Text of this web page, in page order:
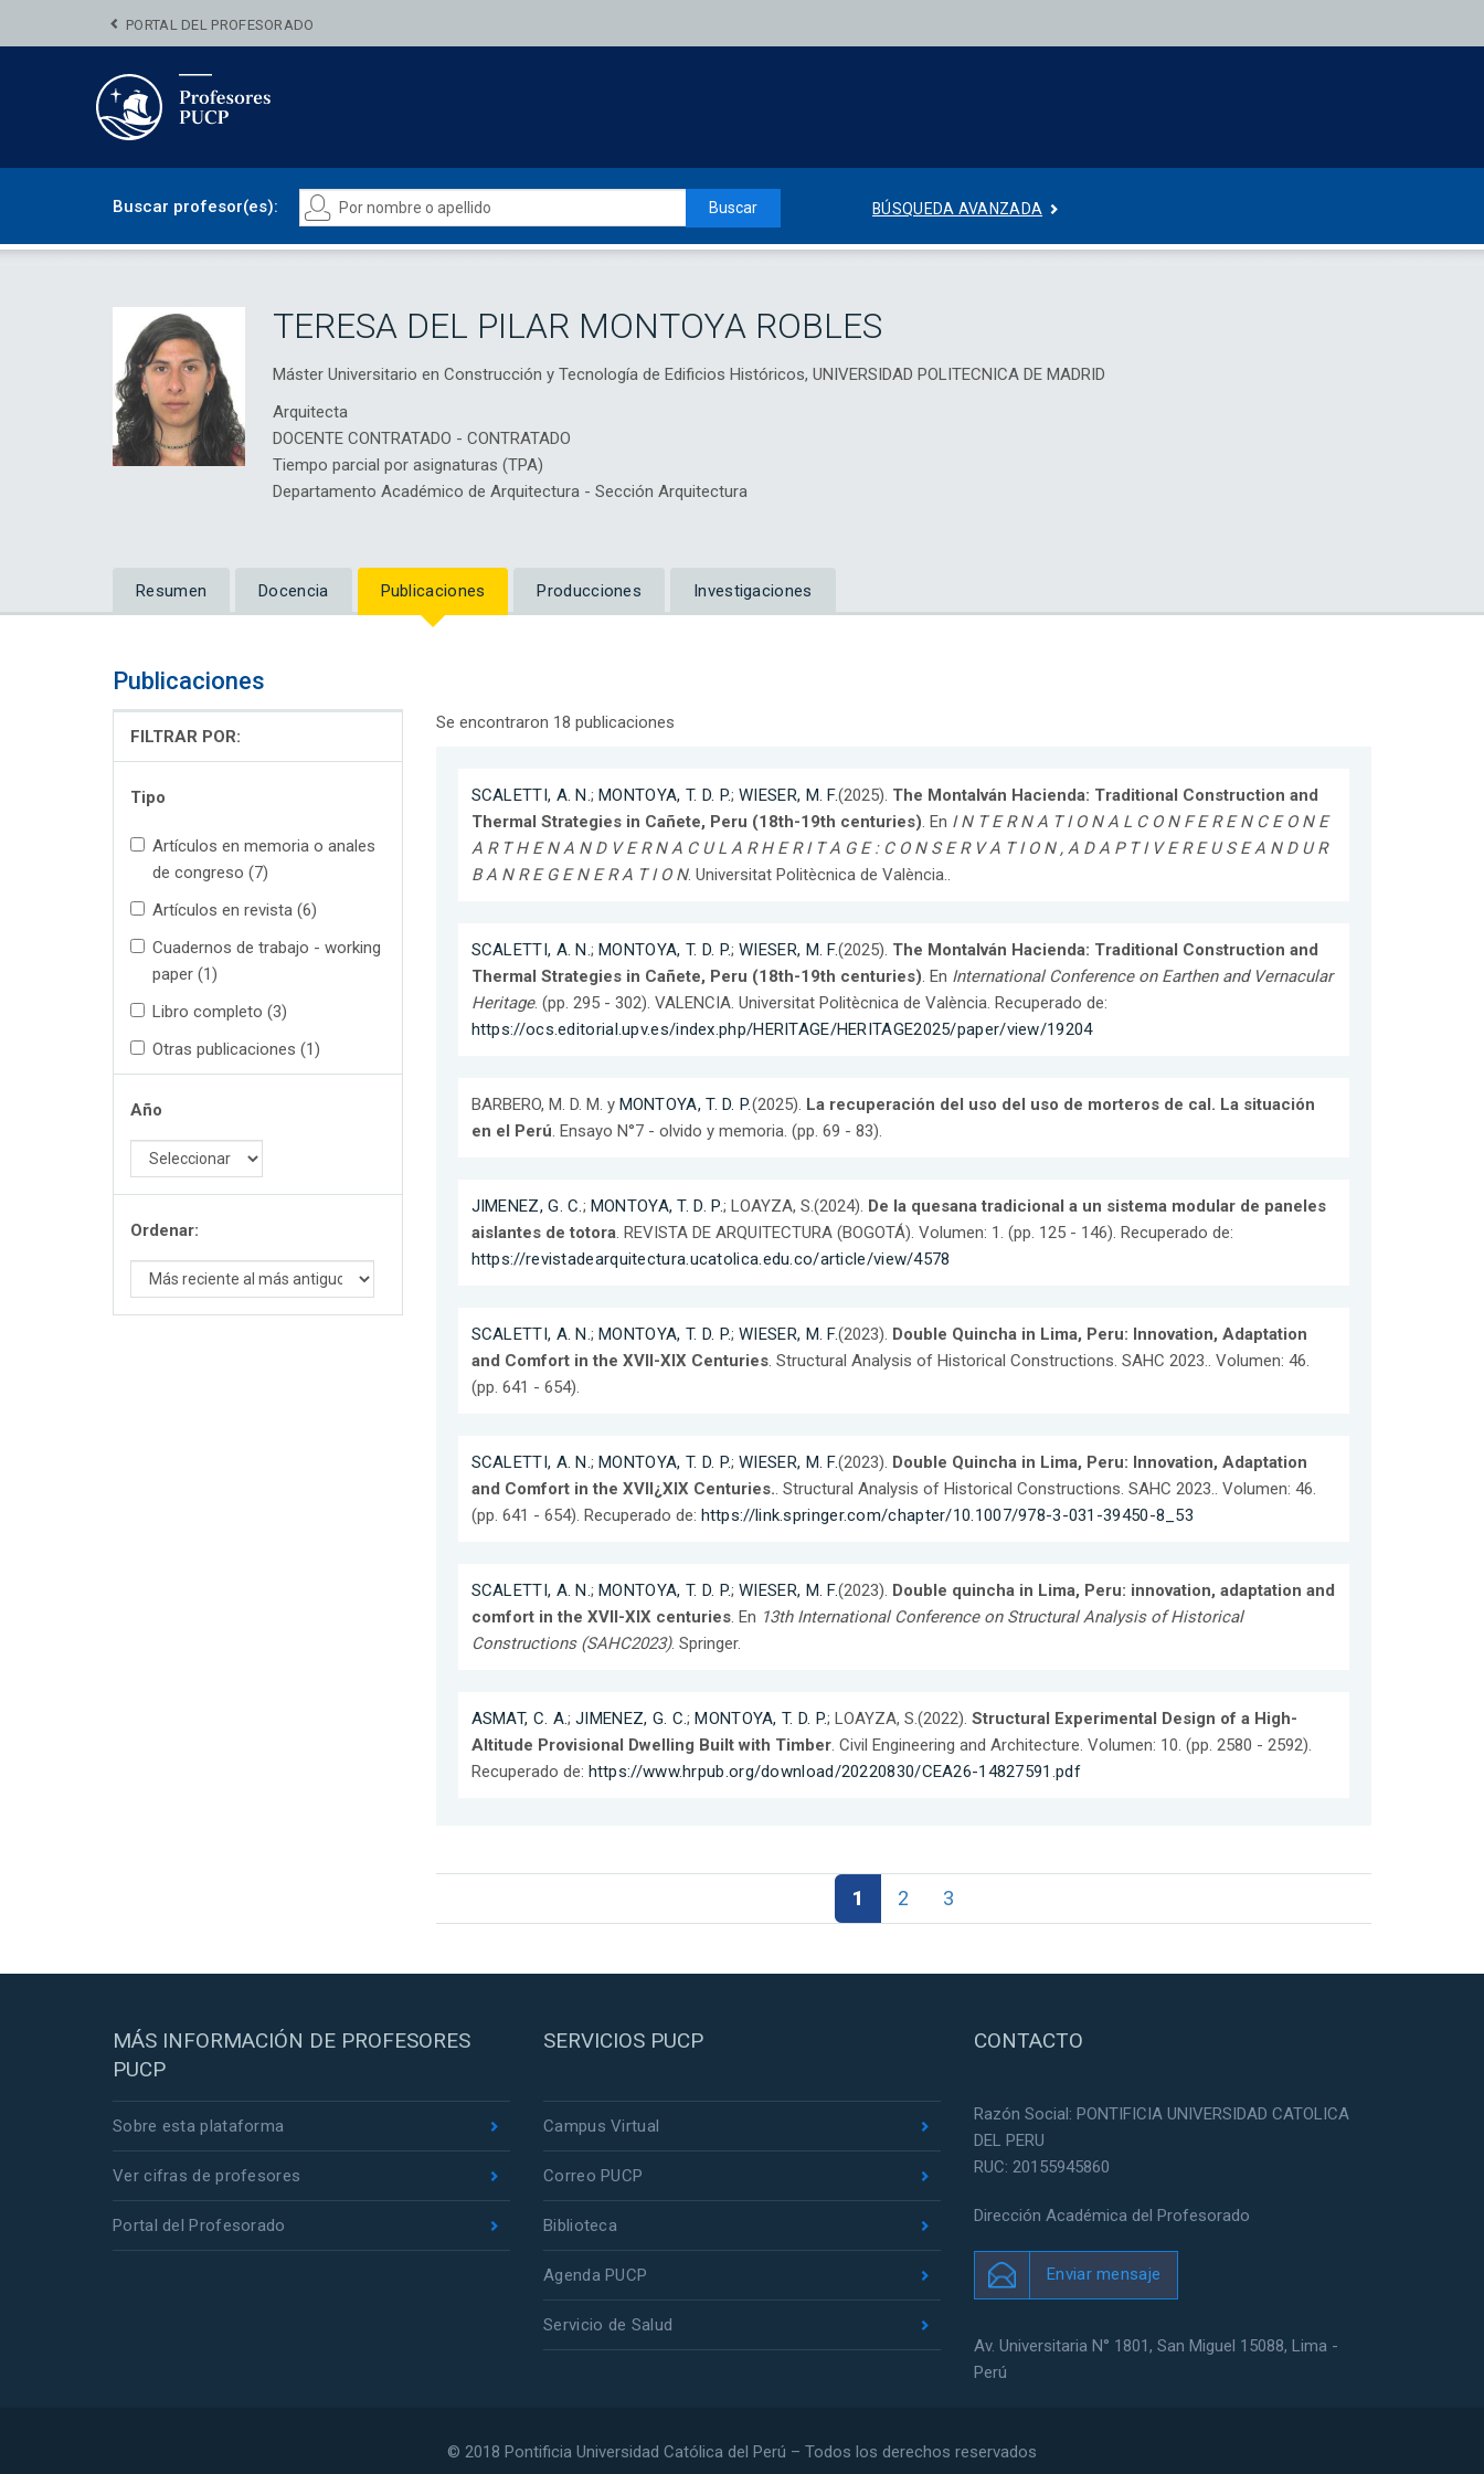
PORTAL DEL PROFESORADO
Buscar profesor(es): Buscar BÚSQUEDA AVANZADA
TERESA DEL PILAR MONTOYA ROBLES
Máster Universitario en Construcción y Tecnología de Edificios Históricos, UNIVERSIDAD POLITECNICA DE MADRID
Arquitecta
DOCENTE CONTRATADO - CONTRATADO
Tiempo parcial por asignaturas (TPA)
Departamento Académico de Arquitectura - Sección Arquitectura
Resumen Docencia Publicaciones Producciones Investigaciones
Publicaciones
FILTRAR POR:
Tipo
Artículos en memoria o anales
de congreso (7)
Artículos en revista (6)
Cuadernos de trabajo - working
paper (1)
Libro completo (3)
Otras publicaciones (1)
Año
Ordenar:
Se encontraron 18 publicaciones
SCALETTI, A. N.; MONTOYA, T. D. P.;WIESER, M. F.(2025). The Montalván Hacienda: Traditional Construction and
Thermal Strategies in Cañete, Peru (18th-19th centuries). En I N T E R N A T I O N A L C O N F E R E N C E O N E
A R T H E N A N D V E R N A C U L A R H E R I T A G E : C O N S E R V A T I O N , A D A P T I V E R E U S E A N D U R
B A N R E G E N E R A T I O N. Universitat Politècnica de València..
SCALETTI, A. N.; MONTOYA, T. D. P.;WIESER, M. F.(2025). The Montalván Hacienda: Traditional Construction and
Thermal Strategies in Cañete, Peru (18th-19th centuries). En International Conference on Earthen and Vernacular
Heritage. (pp. 295 - 302). VALENCIA. Universitat Politècnica de València. Recuperado de:
https://ocs.editorial.upv.es/index.php/HERITAGE/HERITAGE2025/paper/view/19204
BARBERO, M. D. M. y MONTOYA, T. D. P.(2025). La recuperación del uso del uso de morteros de cal. La situación
en el Perú. Ensayo N°7 - olvido y memoria. (pp. 69 - 83).
JIMENEZ, G. C.; MONTOYA, T. D. P.; LOAYZA, S.(2024). De la quesana tradicional a un sistema modular de paneles
aislantes de totora. REVISTA DE ARQUITECTURA (BOGOTÁ). Volumen: 1. (pp. 125 - 146). Recuperado de:
https://revistadearquitectura.ucatolica.edu.co/article/view/4578
SCALETTI, A. N.; MONTOYA, T. D. P.;WIESER, M. F.(2023). Double Quincha in Lima, Peru: Innovation, Adaptation
and Comfort in the XVII-XIX Centuries. Structural Analysis of Historical Constructions. SAHC 2023.. Volumen: 46.
(pp. 641 - 654).
SCALETTI, A. N.; MONTOYA, T. D. P.;WIESER, M. F.(2023). Double Quincha in Lima, Peru: Innovation, Adaptation
and Comfort in the XVII¿XIX Centuries.. Structural Analysis of Historical Constructions. SAHC 2023.. Volumen: 46.
(pp. 641 - 654). Recuperado de: https://link.springer.com/chapter/10.1007/978-3-031-39450-8_53
SCALETTI, A. N.; MONTOYA, T. D. P.;WIESER, M. F.(2023). Double quincha in Lima, Peru: innovation, adaptation and
comfort in the XVII-XIX centuries. En 13th International Conference on Structural Analysis of Historical
Constructions (SAHC2023). Springer.
ASMAT, C. A.;JIMENEZ, G. C.; MONTOYA, T. D. P.; LOAYZA, S.(2022).Structural Experimental Design of a High-
Altitude Provisional Dwelling Built with Timber. Civil Engineering and Architecture. Volumen: 10. (pp. 2580 - 2592).
Recuperado de: https://www.hrpub.org/download/20220830/CEA26-14827591.pdf
1 2 3
MÁS INFORMACIÓN DE PROFESORES
PUCP
Sobre esta plataforma
Ver cifras de profesores
Portal del Profesorado
SERVICIOS PUCP
Campus Virtual
Correo PUCP
Biblioteca
Agenda PUCP
Servicio de Salud
CONTACTO
Razón Social: PONTIFICIA UNIVERSIDAD CATOLICA
DEL PERU
RUC: 20155945860
Dirección Académica del Profesorado
Enviar mensaje
Av. Universitaria N° 1801, San Miguel 15088, Lima -
Perú
© 2018 Pontificia Universidad Católica del Perú – Todos los derechos reservados